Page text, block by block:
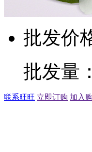
批发价
批发量
联系旺旺 立即订购 加入